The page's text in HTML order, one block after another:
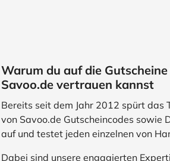
TUI WeightWatchers
Haustierbedarf
Sport Studenten
Wohnen & Garten
Warum du auf die
Savoo.de vertrauen kannst
Bereits seit dem Jahr 2012 spürt das
von Savoo.de Gutscheincodes sowie
auf und testet jeden einzelnen von
Dabei sind unsere engagierten